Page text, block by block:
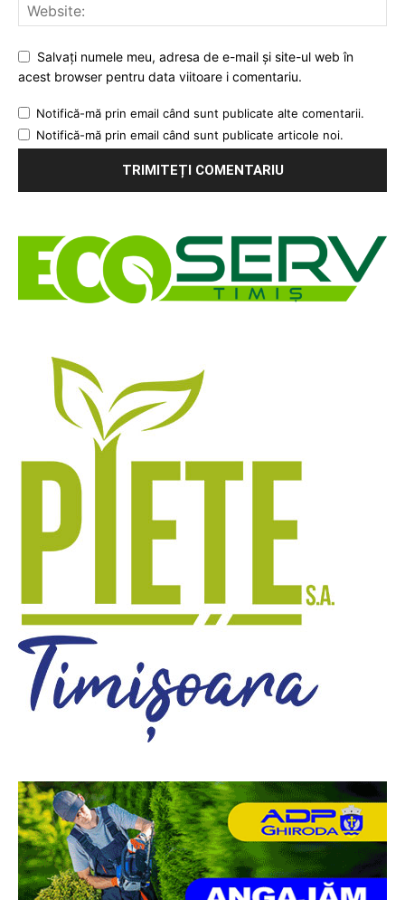
Salvați numele meu, adresa de e-mail și site-ul web în
acest browser pentru data viitoare i comentariu.
Notifică-mă prin email când sunt publicate alte comentarii.
Notifică-mă prin email când sunt publicate articole noi.